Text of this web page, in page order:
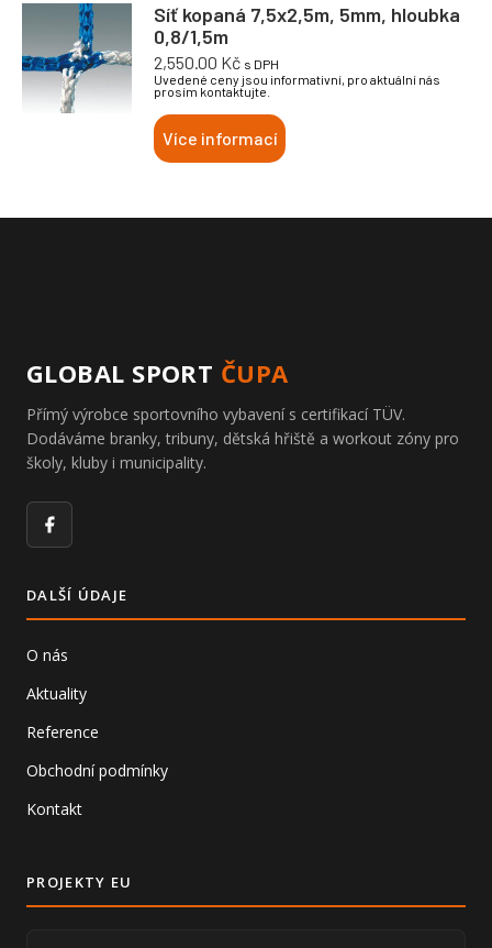
Síť kopaná 7,5x2,5m, 5mm, hloubka
0,8/1,5m
2,550.00 Kč s DPH
Uvedené ceny jsou informativní, pro aktuální nás
prosím kontaktujte.
Více informací
GLOBAL SPORT ČUPA
Přímý výrobce sportovního vybavení s certifikací TÜV.
Dodáváme branky, tribuny, dětská hřiště a workout zóny pro
školy, kluby i municipality.
Facebook
DALŠÍ ÚDAJE
O nás
Aktuality
Reference
Obchodní podmínky
Kontakt
PROJEKTY EU